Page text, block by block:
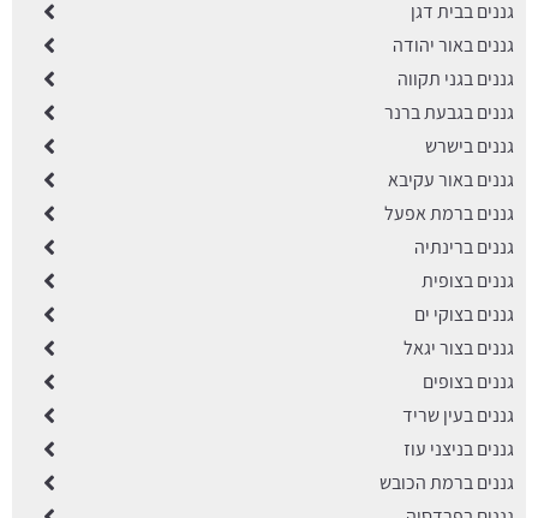
גננים בבית דגן
גננים באור יהודה
גננים בגני תקווה
גננים בגבעת ברנר
גננים בישרש
גננים באור עקיבא
גננים ברמת אפעל
גננים ברינתיה
גננים בצופית
גננים בצוקי ים
גננים בצור יגאל
גננים בצופים
גננים בעין שריד
גננים בניצני עוז
גננים ברמת הכובש